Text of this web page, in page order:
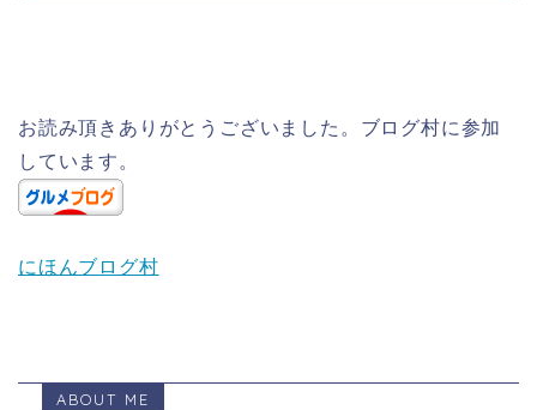
お読み頂きありがとうございました。ブログ村に参加
しています。
にほんブログ村
ABOUT ME